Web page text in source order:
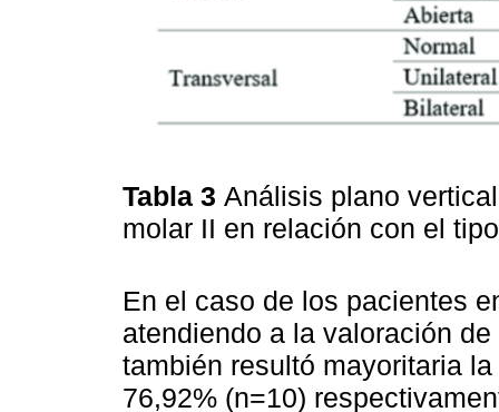
Tabla 3 Análisis plano
molar II en relación con el
En el caso de los pacientes
atendiendo a la valoración
también resultó mayoritaria
76,92% (n=10)